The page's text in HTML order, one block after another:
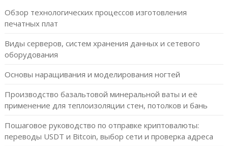
Обзор технологических процессов изготовления
печатных плат
Виды серверов, систем хранения данных и сетевого
оборудования
Основы наращивания и моделирования ногтей
Производство базальтовой минеральной ваты и её
применение для теплоизоляции стен, потолков и бань
Пошаговое руководство по отправке криптовалюты:
переводы USDT и Bitcoin, выбор сети и проверка адреса